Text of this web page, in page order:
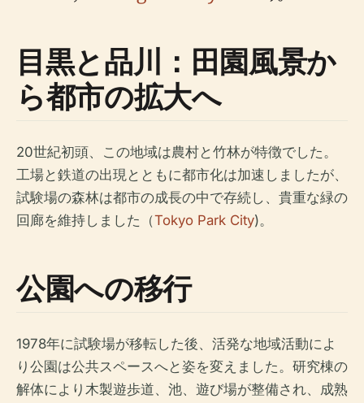
目黒と品川：田園風景か
ら都市の拡大へ
20世紀初頭、この地域は農村と竹林が特徴でした。
工場と鉄道の出現とともに都市化は加速しましたが、
試験場の森林は都市の成長の中で存続し、貴重な緑の
回廊を維持しました（Tokyo Park City)。
公園への移行
1978年に試験場が移転した後、活発な地域活動によ
り公園は公共スペースへと姿を変えました。研究棟の
解体により木製遊歩道、池、遊び場が整備され、成熟